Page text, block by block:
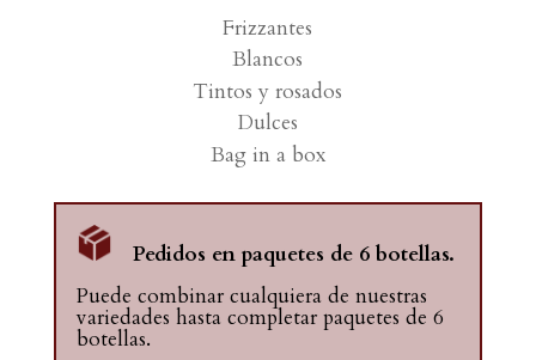
Frizzantes
Blancos
Tintos y rosados
Dulces
Bag in a box
Pedidos en paquetes de 6 botellas.
Puede combinar cualquiera de nuestras
variedades hasta completar paquetes de 6
botellas.